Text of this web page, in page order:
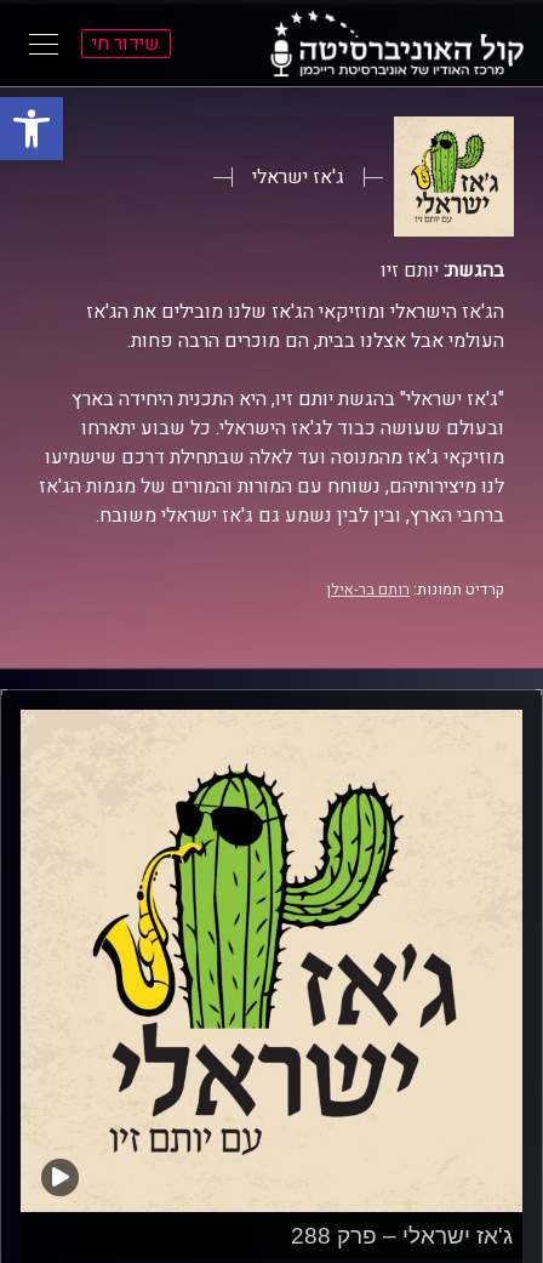
פתח
שידור חי
ג'אז ישראלי
בהגשת:יותם זיו
הג'אז הישראלי ומוזיקאי הג'אז שלנו מובילים את הג'אז
העולמי אבל אצלנו בבית, הם מוכרים הרבה פחות.
"ג'אז ישראלי" בהגשת יותם זיו, היא התכנית היחידה בארץ
ובעולם שעושה כבוד לג'אז הישראלי. כל שבוע יתארחו
מוזיקאי ג'אז מהמנוסה ועד לאלה שבתחילת דרכם שישמיעו
לנו מיצירותיהם, נשוחח עם המורות והמורים של מגמות הג'אז
ברחבי הארץ, ובין לבין נשמע גם ג'אז ישראלי משובח.
קרדיט תמונות: רותם בר-אילן
ג'אז ישראלי – פרק 288